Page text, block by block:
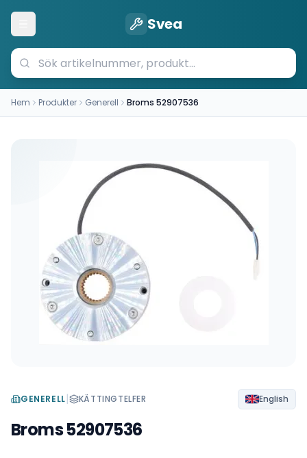
Öppna meny Svea
Hem Produkter Generell Broms 52907536
GENERELL| KÄTTINGTELFER English
Broms 52907536